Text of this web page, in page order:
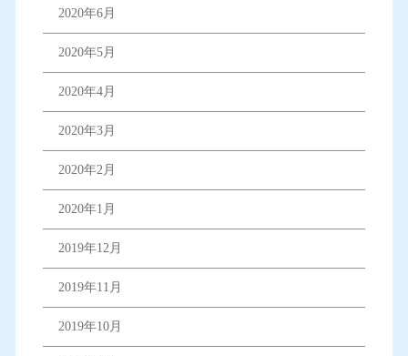
2020年6月
2020年5月
2020年4月
2020年3月
2020年2月
2020年1月
2019年12月
2019年11月
2019年10月